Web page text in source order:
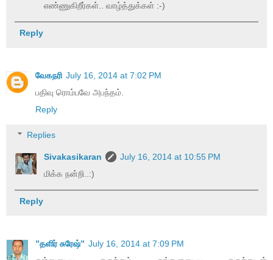
எண்ணுகிறீர்கள்.. வாழ்த்துக்கள் :-)
Reply
வேகநரி July 16, 2014 at 7:02 PM
பதிவு ரொம்பவே அபந்தம்.
Reply
Replies
Sivakasikaran
July 16, 2014 at 10:55 PM
மிக்க நன்றி..:)
Reply
”தளிர் சுரேஷ்” July 16, 2014 at 7:09 PM